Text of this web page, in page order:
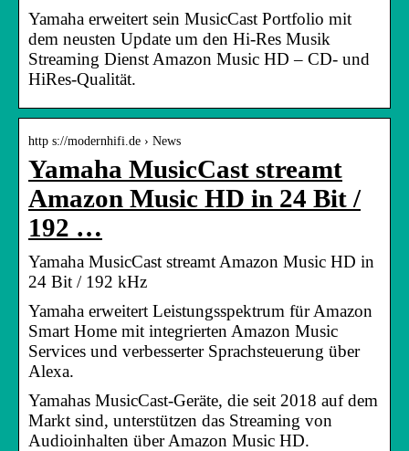
Yamaha erweitert sein MusicCast Portfolio mit
dem neusten Update um den Hi-Res Musik
Streaming Dienst Amazon Music HD – CD- und
HiRes-Qualität.
http s://modernhifi.de › News
Yamaha MusicCast streamt
Amazon Music HD in 24 Bit /
192 …
Yamaha MusicCast streamt Amazon Music HD in
24 Bit / 192 kHz
Yamaha erweitert Leistungsspektrum für Amazon
Smart Home mit integrierten Amazon Music
Services und verbesserter Sprachsteuerung über
Alexa.
Yamahas MusicCast-Geräte, die seit 2018 auf dem
Markt sind, unterstützen das Streaming von
Audioinhalten über Amazon Music HD.